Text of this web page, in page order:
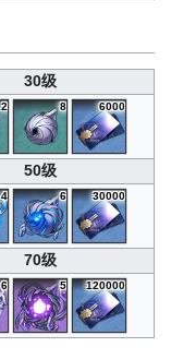
30级
2 8 6000
50级
4 6 30000
70级
6 5 120000